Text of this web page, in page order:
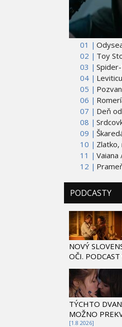
01 |
02 | Toy
03 |
04 |
05 |
06 |
07 | Deň
08 |
09 |
10 | Zlatko,
11 | Vaiana
12 |
PODCASTY
NOVÝ
OČI.
TÝCHTO
MOŽNO
[1.8 2026]